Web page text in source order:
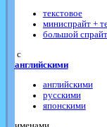
текстовое
миниспрайт +
большой
с
английскими
английскими
русскими
японскими